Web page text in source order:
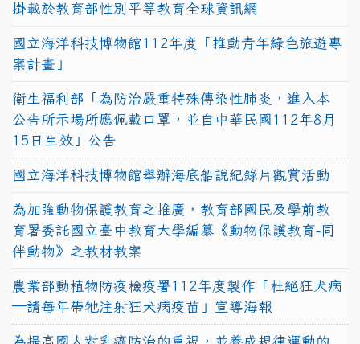
掛載於教育部性別平等教育全球資訊網
國立海洋科技博物館112年度「推動青年綠色旅遊專
案計畫」
衛生福利部「為防治嚴重特殊傳染性肺炎，進入本
公告所示場所應佩戴口罩，並自中華民國112年8月
15日生效」公告
國立海洋科技博物館舉辦海底船說紀錄片觀賞活動
為加強動物保護教育之推廣，教育部國民及學前教
育署委託國立臺中教育大學編纂《動物保護教育-同
伴動物》之教材教案
農業部動植物防疫檢疫署112年度製作「杜絕狂犬病
—請每年帶牠注射狂犬病疫苗」宣導海報
為提高國人對乳癌防治的重視，並養成規律運動的